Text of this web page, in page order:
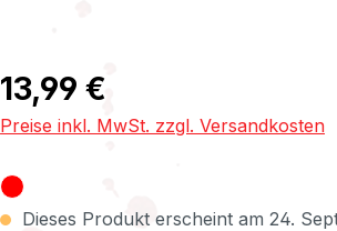
Regulärer Preis:
13,99 €
Preise inkl. MwSt. zzgl. Versandkosten
Dieses Produkt erscheint am 24.